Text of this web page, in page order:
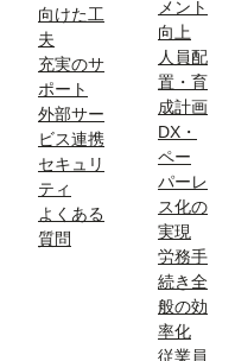
向けた工
夫
充実のサ
ポート
外部サー
ビス連携
セキュリ
ティ
よくある
質問
メント
向上
人員配
置・育
成計画
DX・
ペー
パーレ
ス化の
実現
労務手
続き全
般の効
率化
従業員